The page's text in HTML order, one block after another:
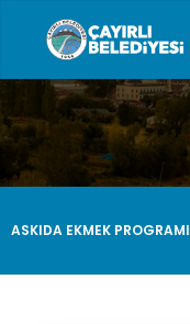
ASKIDA EKMEK PROGRAMI